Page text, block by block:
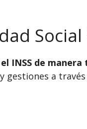
INSS de
a